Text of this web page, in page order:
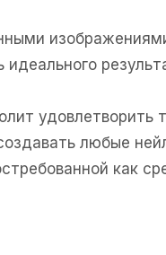
удовлетворить
любые
как